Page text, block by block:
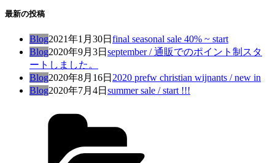
最新の投稿
Blog2021年1月30日 final seasonal sale 40% ~ start
Blog2020年9月3日 september / 通販でのポイント制スタ
ートしました。
Blog2020年8月16日 2020 prefw christian wijnants / new in
Blog2020年7月4日 summer sale / start !!!